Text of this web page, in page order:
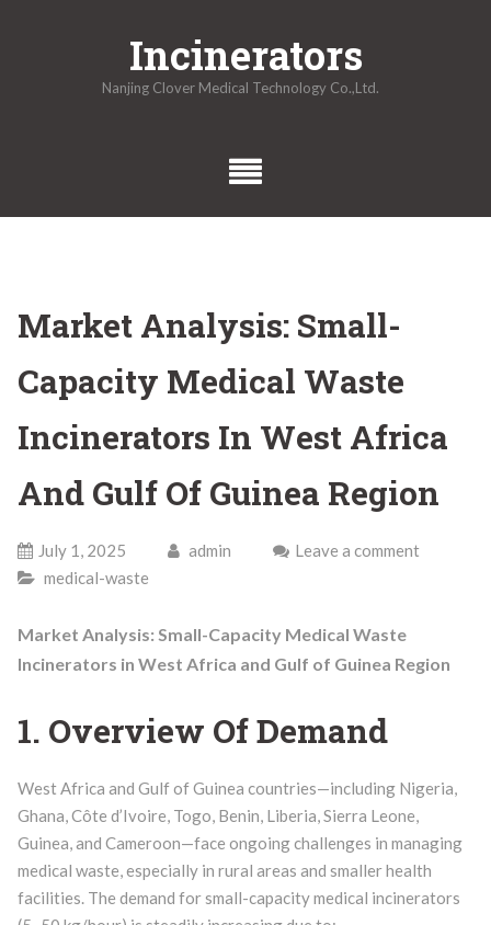
Incinerators
Nanjing Clover Medical Technology Co.,Ltd.
Market Analysis: Small-
Capacity Medical Waste
Incinerators In West Africa
And Gulf Of Guinea Region
July 1, 2025 admin
Leave a comment
medical-waste
Market Analysis: Small-Capacity Medical Waste
Incinerators in West Africa and Gulf of Guinea Region
1. Overview Of Demand
West Africa and Gulf of Guinea countries—including Nigeria,
Ghana, Côte d’Ivoire, Togo, Benin, Liberia, Sierra Leone,
Guinea, and Cameroon—face ongoing challenges in managing
medical waste, especially in rural areas and smaller health
facilities. The demand for small-capacity medical incinerators